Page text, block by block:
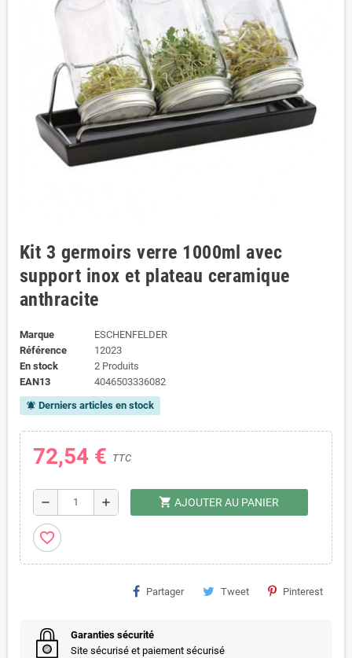
Kit 3 germoirs verre 1000ml avec
support inox et plateau ceramique
anthracite
Marque
ESCHENFELDER
Référence
12023
En stock
2 Produits
EAN13
4046503336082
notifications_active Derniers articles en stock
72,54 € TTC
remove add shopping_cart AJOUTER AU PANIER
favorite_border
Partager Tweet Pinterest
Garanties sécurité
Site sécurisé et paiement sécurisé